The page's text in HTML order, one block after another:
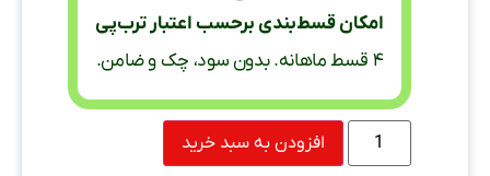
امکان قسط‌بندی برحسب اعتبار ترب‌پی
۴ قسط ماهانه. بدون سود، چک و ضامن.
افزودن به سبد خرید